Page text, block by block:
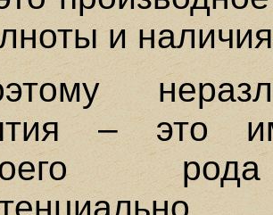
и
– это
рода